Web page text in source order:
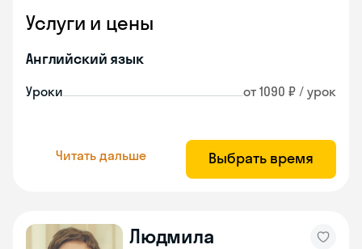
Услуги и цены
Английский язык
Уроки от 1090 ₽ / урок
Читать дальше Выбрать время
Людмила